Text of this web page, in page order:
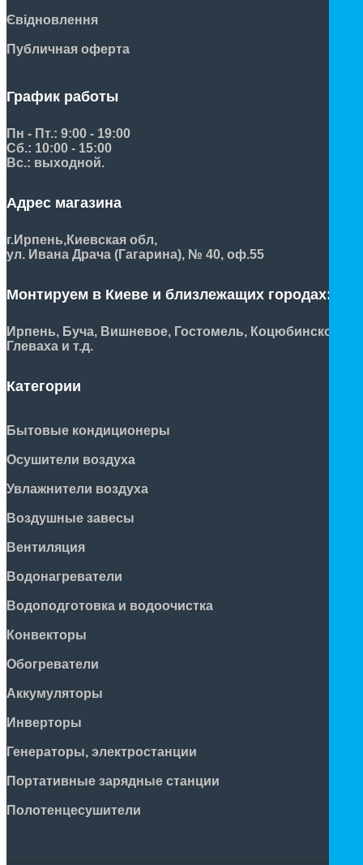
Євідновлення
Публичная оферта
График работы
Пн - Пт.: 9:00 - 19:00
Сб.: 10:00 - 15:00
Вс.: выходной.
Адрес магазина
г.Ирпень,Киевская обл,
ул. Ивана Драча (Гагарина), № 40, оф.55
Монтируем в Киеве и близлежащих городах:
Ирпень, Буча, Вишневое, Гостомель, Коцюбинское,
Глеваха и т.д.
Категории
Бытовые кондиционеры
Осушители воздуха
Увлажнители воздуха
Воздушные завесы
Вентиляция
Водонагреватели
Водоподготовка и водоочистка
Конвекторы
Обогреватели
Аккумуляторы
Инверторы
Генераторы, электростанции
Портативные зарядные станции
Полотенцесушители